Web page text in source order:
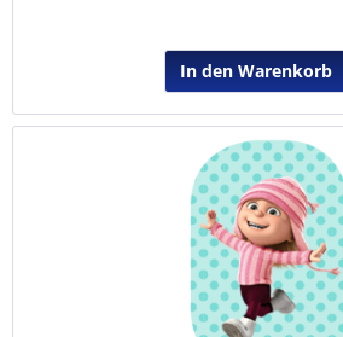
In den Warenkorb